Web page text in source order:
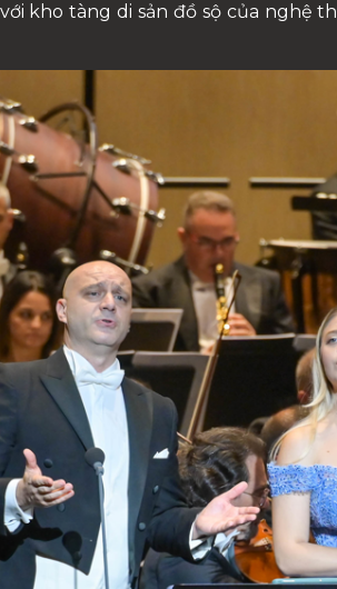
kho tàng di sản đồ sộ của nghệ